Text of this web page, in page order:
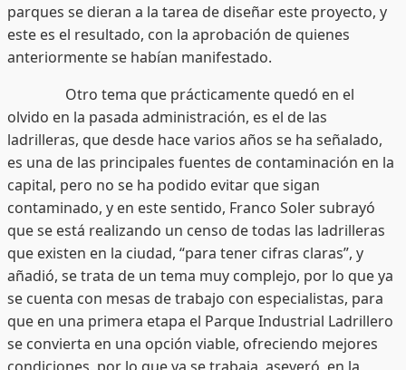
parques se dieran a la tarea de diseñar este proyecto, y
este es el resultado, con la aprobación de quienes
anteriormente se habían manifestado.
Otro tema que prácticamente quedó en el
olvido en la pasada administración, es el de las
ladrilleras, que desde hace varios años se ha señalado,
es una de las principales fuentes de contaminación en la
capital, pero no se ha podido evitar que sigan
contaminado, y en este sentido, Franco Soler subrayó
que se está realizando un censo de todas las ladrilleras
que existen en la ciudad, “para tener cifras claras”, y
añadió, se trata de un tema muy complejo, por lo que ya
se cuenta con mesas de trabajo con especialistas, para
que en una primera etapa el Parque Industrial Ladrillero
se convierta en una opción viable, ofreciendo mejores